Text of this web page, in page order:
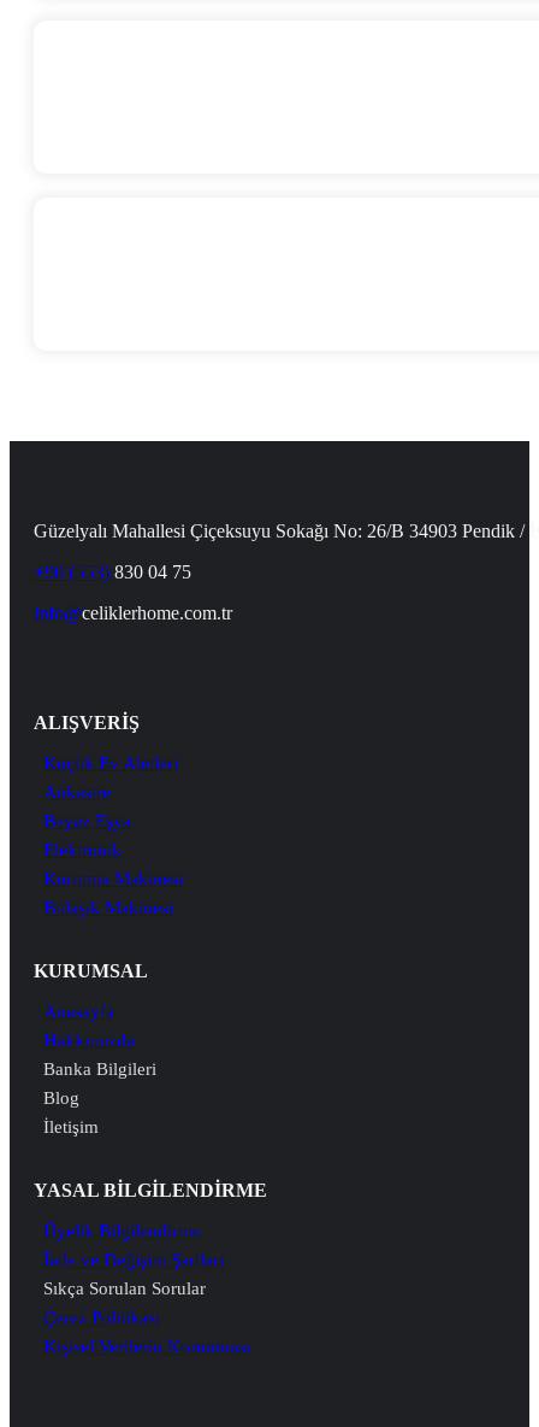
Güzelyalı Mahallesi Çiçeksuyu Sokağı No: 26/B 34903 Pendik /
+90 (553) 830 04 75
info@celiklerhome.com.tr
ALIŞVERİŞ
Küçük Ev Aletleri
Ankastre
Beyaz Eşya
Elektronik
Kurutma Makinesi
Bulaşık Makinesi
KURUMSAL
Anasayfa
Hakkımızda
Banka Bilgileri
Blog
İletişim
YASAL BİLGİLENDİRME
Üyelik Bilgilendirme
İade ve Değişim Şartları
Sıkça Sorulan Sorular
Çerez Politikası
Kişisel Verilerin Korunması